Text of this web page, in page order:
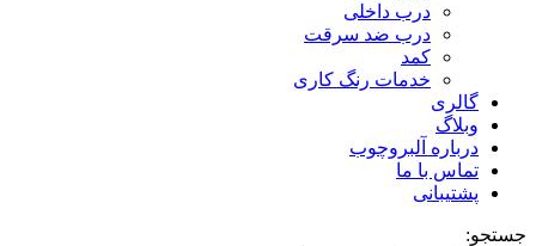
درب داخلی
درب ضد سرقت
کمد
خدمات رنگ کاری
گالری
وبلاگ
درباره آلبروچوب
تماس با ما
پشتیبانی
جستجو: